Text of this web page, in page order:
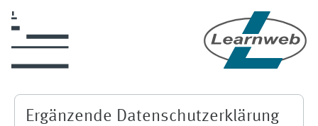
Ergänzende Datenschutzerklärung